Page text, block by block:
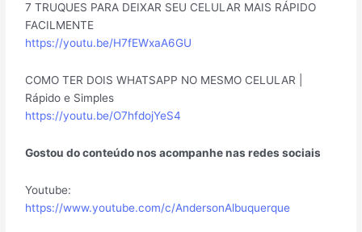
7 TRUQUES PARA DEIXAR SEU CELULAR MAIS RÁPIDO
FACILMENTE
https://youtu.be/H7fEWxaA6GU
COMO TER DOIS WHATSAPP NO MESMO CELULAR |
Rápido e Simples
https://youtu.be/O7hfdojYeS4
Gostou do conteúdo nos acompanhe nas redes sociais
Youtube:
https://www.youtube.com/c/AndersonAlbuquerque